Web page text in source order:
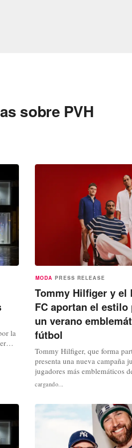
sobre PVH
la
MODA PRESS RELEASE
Tommy Hilfiger y el
FC aportan el estilo
un verano
fútbol
Tommy Hilfiger, que forma
presenta una nueva campaña
jugadores más emblemáticos
en la colección de verano de
momento en que el fútbol se
optimistas y vibrantes, los
con ilusión antes de que
cargando...